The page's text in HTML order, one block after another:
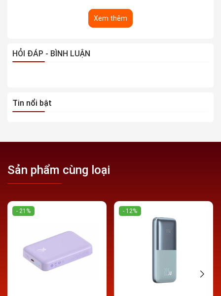
Xem thêm
HỎI ĐÁP - BÌNH LUẬN
Tin nổi bật
Sản phẩm cùng loại
- 21% - 12%